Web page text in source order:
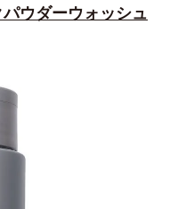
ウダーウォッシュ